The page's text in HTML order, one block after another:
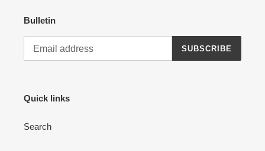
Bulletin
SUBSCRIBE
Quick links
Search